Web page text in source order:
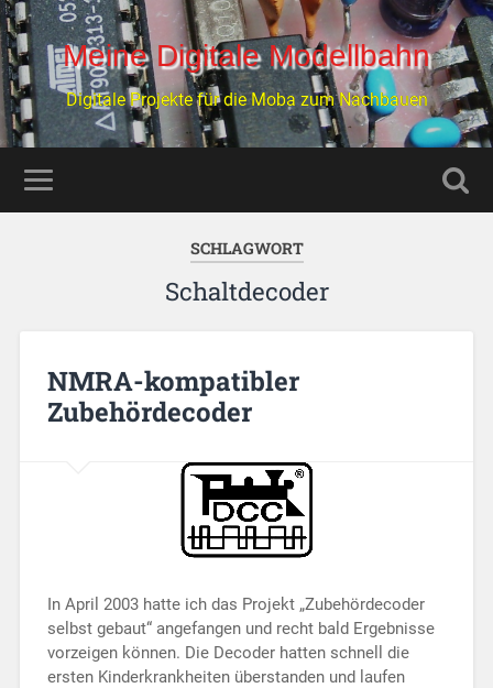
Meine Digitale Modellbahn
Digitale Projekte für die Moba zum Nachbauen
SCHLAGWORT
Schaltdecoder
NMRA-kompatibler
Zubehördecoder
In April 2003 hatte ich das Projekt „Zu­be­hör­de­co­der
selbst gebaut“ an­ge­fangen und recht bald Er­geb­nis­se
vor­zei­gen kön­nen. Die De­coder hat­ten schnell die
ersten Kin­der­krank­­­hei­ten überstanden und laufen